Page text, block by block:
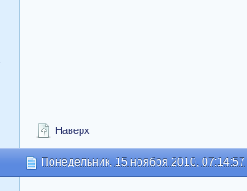
Наверх
Понедельник, 15 ноября 2010, 07:14:57